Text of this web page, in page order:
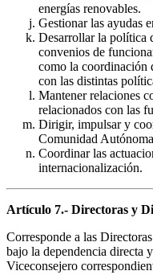
energías renovables.
Gestionar las ayudas
Desarrollar la política
convenios de
como la coordinación
con las distintas
Mantener relaciones
relacionados con las
Dirigir, impulsar y
Comunidad
Coordinar las
internacionalización.
Artículo 7.- Directoras y
Corresponde a las
bajo la dependencia directa
Viceconsejero